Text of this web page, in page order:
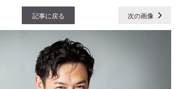
記事に戻る 次の画像